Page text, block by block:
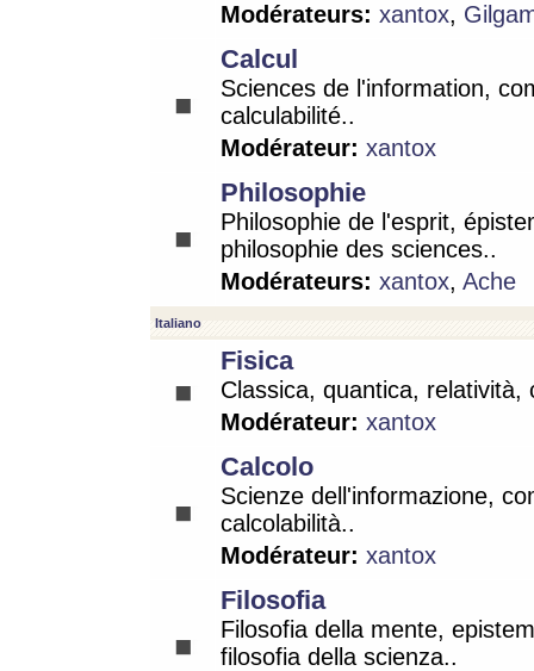
Modérateurs: xantox,
Calcul
Sciences de l'information,
calculabilité..
Modérateur: xantox
Philosophie
Philosophie de l'esprit,
philosophie des sciences..
Modérateurs: xantox, Ache
Italiano
Fisica
Classica, quantica, relatività,
Modérateur: xantox
Calcolo
Scienze dell'informazione,
calcolabilità..
Modérateur: xantox
Filosofia
Filosofia della mente,
filosofia della scienza..